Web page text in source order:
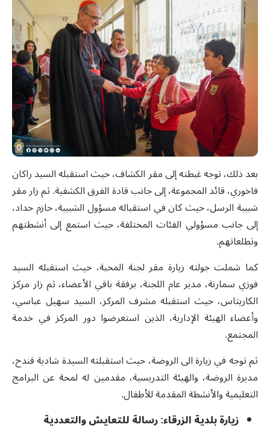
بعد ذلك، توجه غبطته إلى مقر الكشاف، حيث استقبله السيد راكان
فاخوري، قائد المجموعة، إلى جانب قادة الفرق الكشفية. ثم زار مقر
شبيبة الرسل، حيث كان في استقباله مسؤول الشبيبة، حازم حداد،
إلى جانب مسؤولي الفئات المختلفة، حيث استمع إلى أنشطتهم
وتطلعاتهم.
كما شملت جولته زيارة مقر لجنة المحبة، حيث استقبله السيد
فوزي سمارنة، مدير عام اللجنة، برفقة باقي الأعضاء، ثم زار مركز
الكاريتاس، حيث استقبله مشرف المركز، السيد سهيل عباسي،
وأعضاء الهيئة الإدارية، الذين استعرضوا دور المركز في خدمة
المجتمع.
ثم توجه في زيارة الى الروضة، حيث استقبلته السيدة شادية قندح،
مديرة الروضة، والهيئة التدريسية، مقدمين له لمحة عن البرامج
التعليمية والأنشطة المقدمة للأطفال.
زيارة بلدية الزرقاء: رسالة للتعايش والتعددية